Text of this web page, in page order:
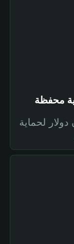
300 مليون دولار لحماية